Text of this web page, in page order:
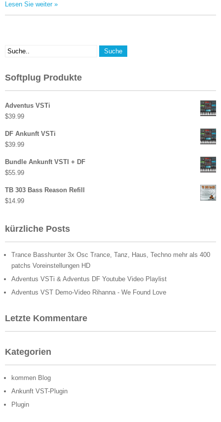
Lesen Sie weiter »
Softplug Produkte
Adventus VSTi
$39.99
DF Ankunft VSTi
$39.99
Bundle Ankunft VSTI + DF
$55.99
TB 303 Bass Reason Refill
$14.99
kürzliche Posts
Trance Basshunter 3x Osc Trance, Tanz, Haus, Techno mehr als 400
patchs Voreinstellungen HD
Adventus VSTi & Adventus DF Youtube Video Playlist
Adventus VST Demo-Video Rihanna - We Found Love
Letzte Kommentare
Kategorien
kommen Blog
Ankunft VST-Plugin
Plugin